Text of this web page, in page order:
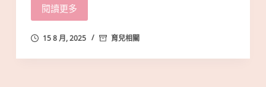
閱讀更多
15 8 月, 2025 育兒相關